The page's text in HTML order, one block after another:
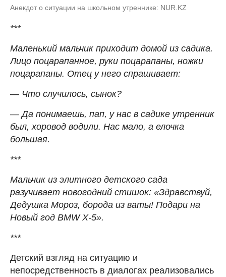
Анекдот о ситуации на школьном утреннике: NUR.KZ
***
Маленький мальчик приходит домой из садика.
Лицо поцарапанное, руки поцарапаны, ножки
поцарапаны. Отец у него спрашивает:
— Что случилось, сынок?
— Да понимаешь, пап, у нас в садике утренник
был, хоровод водили. Нас мало, а елочка
большая.
***
Мальчик из элитного детского сада
разучивает новогодний стишок: «Здравствуй,
Дедушка Мороз, борода из ваты! Подари на
Новый год BMW Х-5».
***
Детский взгляд на ситуацию и
непосредственность в диалогах реализовались